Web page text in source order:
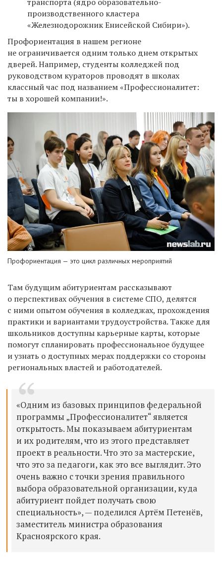
производственного кластера
«Железнодорожник Енисейской Сибири»).
Профориентация в нашем регионе
не ограничивается одним только днем открытых
дверей. Например, студенты колледжей под
руководством кураторов проводят в школах
классный час под названием «Профессионалитет:
ты в хорошей компании!».
Профориентация — это цикл различных мероприятий
Там будущим абитуриентам рассказывают
о перспективах обучения в системе СПО, делятся
с ними опытом обучения в колледжах, прохождения
практики и вариантами трудоустройства. Также для
школьников доступны карьерные карты, которые
помогут спланировать профессиональное будущее
и узнать о доступных мерах поддержки со стороны
региональных властей и работодателей.
«Одним из базовых принципов федеральной
программы „Профессионалитет“ является
открытость. Мы показываем абитуриентам
и их родителям, что из этого представляет
проект в реальности. Что это за мастерские,
что это за педагоги, как это все выглядит. Это
очень важно с точки зрения правильного
выбора образовательной организации, куда
абитуриент пойдет получать свою
специальность», — поделился Артём Петенёв,
заместитель министра образования
Красноярского края.